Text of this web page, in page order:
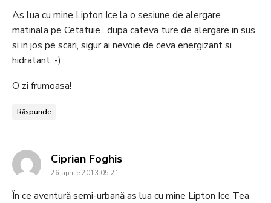
As lua cu mine Lipton Ice la o sesiune de alergare
matinala pe Cetatuie…dupa cateva ture de alergare in sus
si in jos pe scari, sigur ai nevoie de ceva energizant si
hidratant :-)
O zi frumoasa!
Răspunde
Ciprian Foghissays:
26 aprilie 2013 05:21
În ce aventură semi-urbană as lua cu mine Lipton Ice Tea